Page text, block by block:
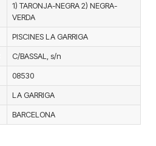
1) TARONJA-NEGRA 2) NEGRA-
VERDA
PISCINES LA GARRIGA
C/BASSAL, s/n
08530
LA GARRIGA
BARCELONA